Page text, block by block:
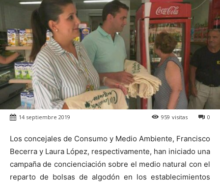
0
959 visitas
14 septiembre 2019
Los concejales de Consumo y Medio Ambiente, Francisco
Becerra y Laura López, respectivamente, han iniciado una
campaña de concienciación sobre el medio natural con el
reparto de bolsas de algodón en los establecimientos